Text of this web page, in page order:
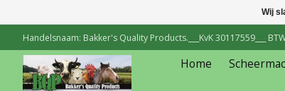
Handelsnaam: Bakker's Quality Products.___KvK 30117559___
Home
Wij